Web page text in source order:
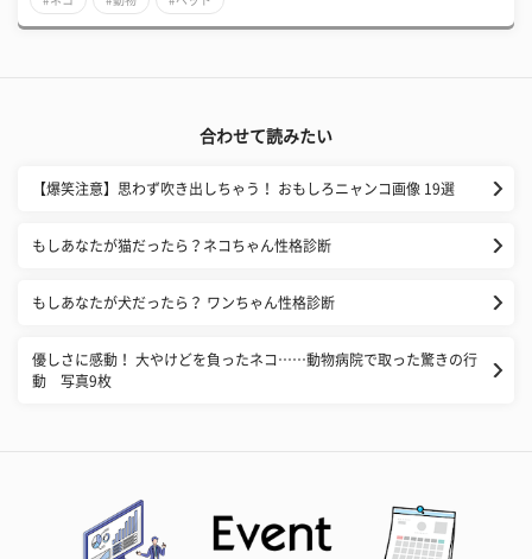
合わせて読みたい
【爆笑注意】思わず吹き出しちゃう！ おもしろニャンコ画像 19選
もしあなたが猫だったら？ネコちゃん性格診断
もしあなたが犬だったら？ ワンちゃん性格診断
優しさに感動！ 大やけどを負ったネコ……動物病院で取った驚きの行
動 写真9枚